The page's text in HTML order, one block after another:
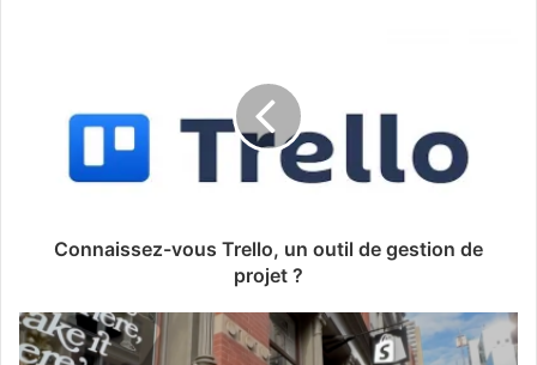
Connaissez-vous Trello, un outil de gestion de
projet ?